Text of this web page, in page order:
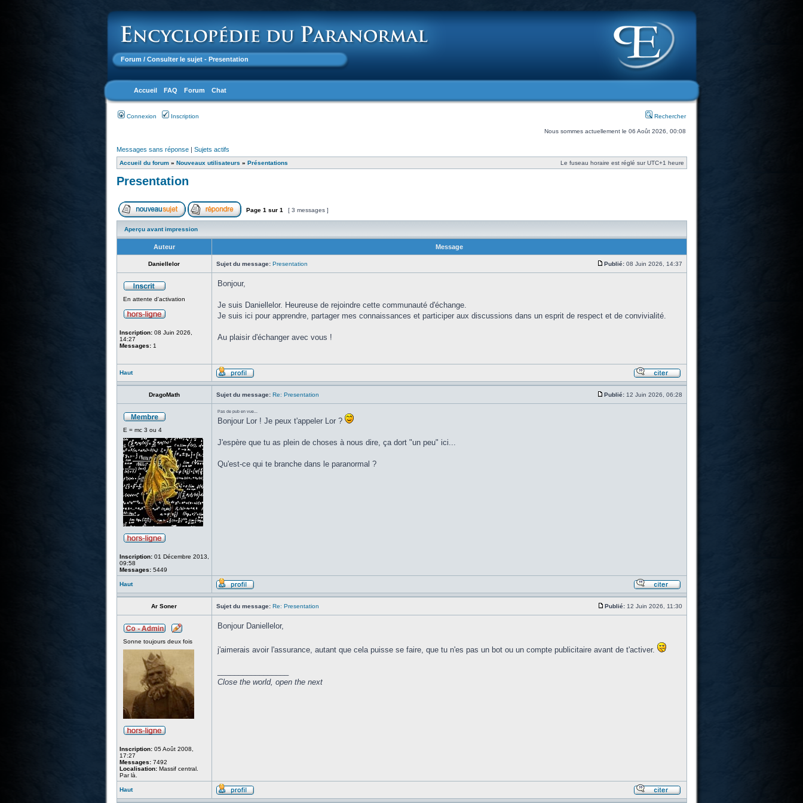
Forum / Consulter le sujet - Presentation
Accueil FAQ Forum Chat
Connexion Inscription Rechercher
Nous sommes actuellement le 06 Août 2026, 00:08
Messages sans réponse| Sujets actifs
Accueil du forum» Nouveaux utilisateurs » Présentations Le fuseau horaire est réglé sur UTC+1 heure
Presentation
Page 1 sur 1 [ 3 messages ]
Aperçu avant impression
Auteur Message
Daniellelor Sujet du message: Presentation Publié:08 Juin 2026, 14:37
En attente d'activation
Inscription:08 Juin 2026,
14:27
Messages:1
Bonjour,
Je suis Daniellelor. Heureuse de rejoindre cette communauté d'échange.
Je suis ici pour apprendre, partager mes connaissances et participer aux discussions dans un esprit de respect et de convivialité.
Au plaisir d'échanger avec vous !
Haut
DragoMath Sujet du message: Re: Presentation Publié:12 Juin 2026, 06:28
E = mc 3 ou 4
Inscription:01 Décembre 2013,
09:58
Messages:5449
Pas de pub en vue...
Bonjour Lor ! Je peux t'appeler Lor ?
J'espère que tu as plein de choses à nous dire, ça dort "un peu" ici...
Qu'est-ce qui te branche dans le paranormal ?
Haut
Ar Soner Sujet du message: Re: Presentation Publié:12 Juin 2026, 11:30
Sonne toujours deux fois
Inscription:05 Août 2008,
17:27
Messages:7492
Localisation:Massif central.
Par là.
Bonjour Daniellelor,
j'aimerais avoir l'assurance, autant que cela puisse se faire, que tu n'es pas un bot ou un compte publicitaire avant de t'activer.
Close the world, open the next
Haut